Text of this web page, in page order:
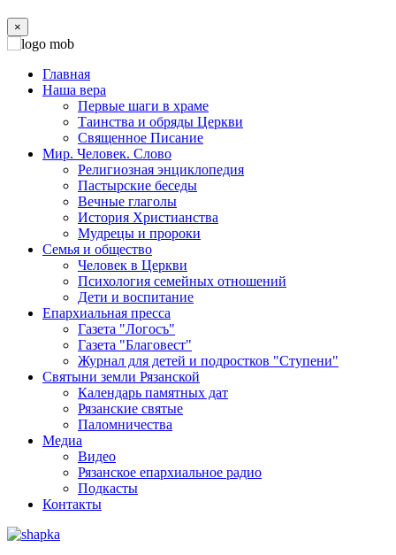
×
Главная
Наша вера
Первые шаги в храме
Таинства и обряды Церкви
Священное Писание
Мир. Человек. Слово
Религиозная энциклопедия
Пастырские беседы
Вечные глаголы
История Христианства
Мудрецы и пророки
Семья и общество
Человек в Церкви
Психология семейных отношений
Дети и воспитание
Епархиальная пресса
Газета "Логосъ"
Газета "Благовест"
Журнал для детей и подростков "Ступени"
Святыни земли Рязанской
Календарь памятных дат
Рязанские святые
Паломничества
Медиа
Видео
Рязанское епархиальное радио
Подкасты
Контакты